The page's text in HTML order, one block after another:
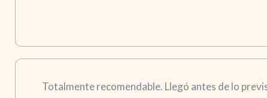
Totalmente recomendable. Llegó antes de lo